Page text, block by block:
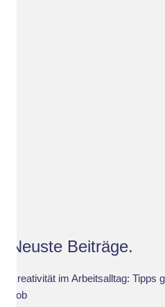
Neuste Beiträge.
Kreativität im Arbeitsalltag: Tipps
Job